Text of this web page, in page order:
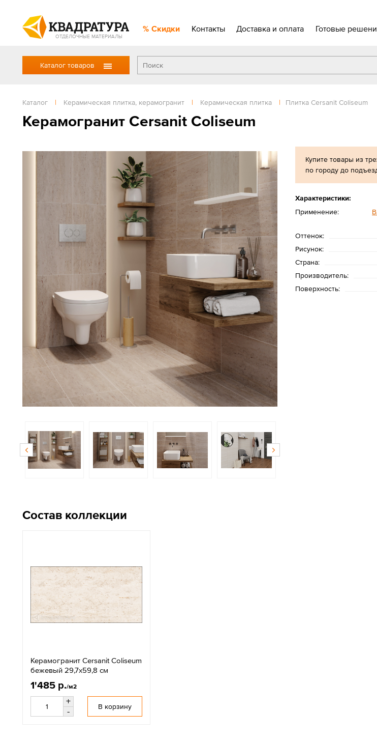
ОТДЕЛОЧНЫЕ МАТЕРИАЛЫ
Скидки Контакты Доставка и оплата Готовые
Каталог товаров
Каталог | Керамическая плитка, керамогранит | Керамическая плитка | Плитка Cersanit Coliseum
Керамогранит Cersanit Coliseum
Купите товары из
по городу до
Характеристики:
Применение:
Оттенок:
Рисунок:
Страна:
Производитель:
Поверхность:
Состав коллекции
Керамогранит Cersanit Coliseum
бежевый 29,7x59,8 см
1'485 р./м2
+
-
В корзину